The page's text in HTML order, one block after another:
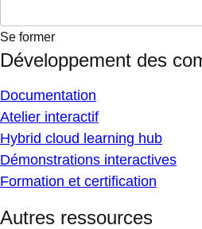
Se former
Développement des
Documentation
Atelier interactif
Hybrid cloud learning hub
Démonstrations interactives
Formation et certification
Autres ressources